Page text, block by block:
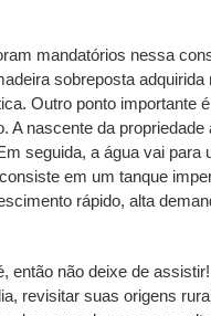
mandatórios nessa
sobreposta adquirida
Outro ponto importante
nascente da
seguida, a água vai para
em um tanque
rápido, alta
então não deixe de
revisitar suas origens